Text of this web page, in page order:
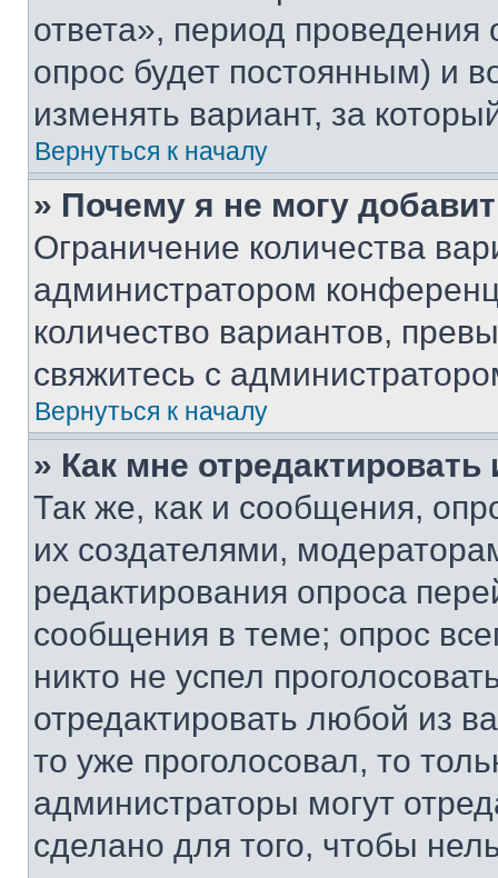
ответа», период проведения
опрос будет постоянным) и
изменять вариант, за
Вернуться к началу
» Почему я не могу
Ограничение количества
администратором
количество вариантов,
свяжитесь с
Вернуться к началу
» Как мне
Так же, как и сообщения,
их создателями,
редактирования опроса
сообщения в теме; опрос
никто не успел
отредактировать любой из
то уже проголосовал, то
администраторы могут
сделано для того, чтобы